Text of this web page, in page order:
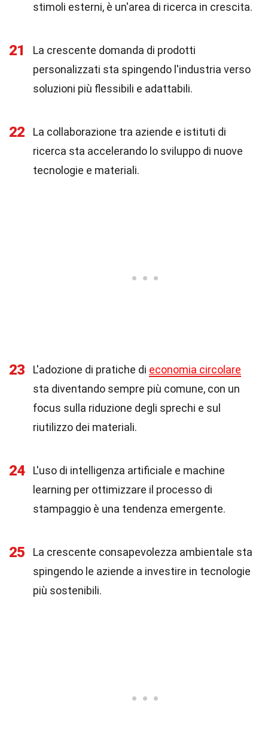
stimoli esterni, è un'area di ricerca in crescita.
21
La crescente domanda di prodotti
personalizzati sta spingendo l'industria verso
soluzioni più flessibili e adattabili.
22
La collaborazione tra aziende e istituti di
ricerca sta accelerando lo sviluppo di nuove
tecnologie e materiali.
23 L'adozione di pratiche di economia circolare
sta diventando sempre più comune, con un
focus sulla riduzione degli sprechi e sul
riutilizzo dei materiali.
24
L'uso di intelligenza artificiale e machine
learning per ottimizzare il processo di
stampaggio è una tendenza emergente.
25
La crescente consapevolezza ambientale sta
spingendo le aziende a investire in tecnologie
più sostenibili.